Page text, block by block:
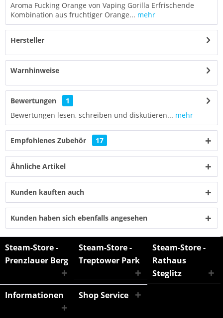
Aroma Fucking Orange von Vaping Gorilla Erfrischende
Kombination aus fruchtiger Orange... mehr
Hersteller
Warnhinweise
Bewertungen
1
Bewertungen lesen, schreiben und diskutieren... mehr
Empfohlenes Zubehör 17
Ähnliche Artikel
Kunden kauften auch
Kunden haben sich ebenfalls angesehen
Steam-Store -
Prenzlauer Berg
Steam-Store -
Treptower Park
Steam-Store -
Rathaus
Steglitz
Informationen
Shop Service